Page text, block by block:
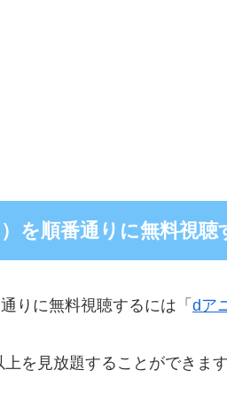
を順番通りに無料視聴
りに無料視聴するには「 dア
を見放題することができま